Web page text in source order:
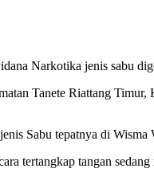
Narkotika jenis sabu
Tanete Riattang Timur,
Sabu tepatnya di Wisma
tertangkap tangan